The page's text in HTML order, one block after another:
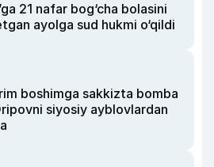
21 nafar bog‘cha bolasini
ayolga sud hukmi o‘qildi
boshimga sakkizta bomba
siyosiy ayblovlardan